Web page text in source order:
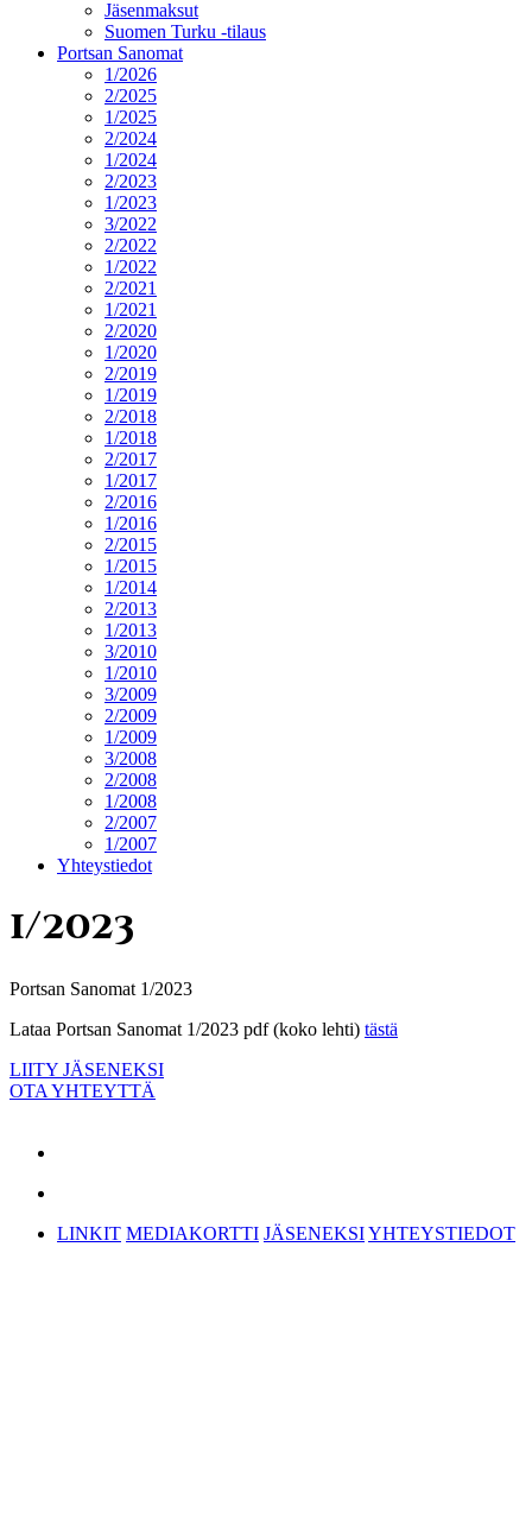
Jäsenmaksut
Suomen Turku -tilaus
Portsan Sanomat
1/2026
2/2025
1/2025
2/2024
1/2024
2/2023
1/2023
3/2022
2/2022
1/2022
2/2021
1/2021
2/2020
1/2020
2/2019
1/2019
2/2018
1/2018
2/2017
1/2017
2/2016
1/2016
2/2015
1/2015
1/2014
2/2013
1/2013
3/2010
1/2010
3/2009
2/2009
1/2009
3/2008
2/2008
1/2008
2/2007
1/2007
Yhteystiedot
1/2023
Portsan Sanomat 1/2023
Lataa Portsan Sanomat 1/2023 pdf (koko lehti) tästä
LIITY JÄSENEKSI
OTA YHTEYTTÄ
LINKIT MEDIAKORTTI JÄSENEKSIYHTEYSTIEDOT